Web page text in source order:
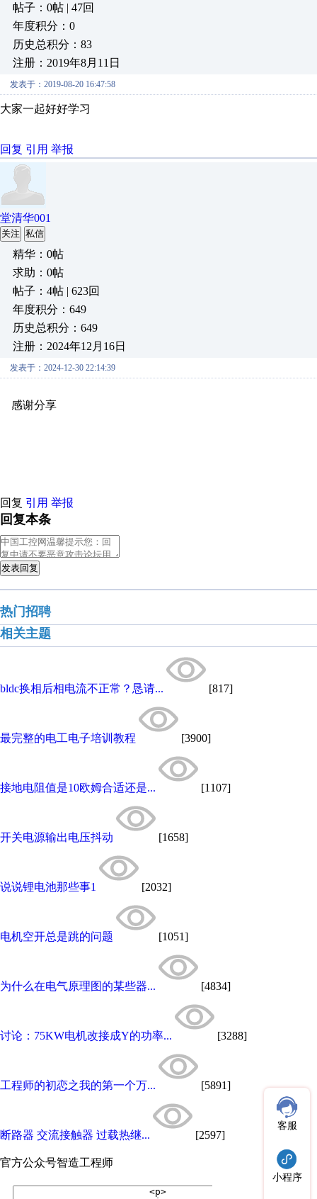
帖子：0帖 | 47回
年度积分：0
历史总积分：83
注册：2019年8月11日
发表于：2019-08-20 16:47:58
大家一起好好学习
回复 引用 举报
堂清华001
关注 私信
精华：0帖
求助：0帖
帖子：4帖 | 623回
年度积分：649
历史总积分：649
注册：2024年12月16日
发表于：2024-12-30 22:14:39
感谢分享
回复 引用 举报
回复本条
发表回复
热门招聘
相关主题
bldc换相后相电流不正常？恳请... [817]
最完整的电工电子培训教程 [3900]
接地电阻值是10欧姆合适还是... [1107]
开关电源输出电压抖动 [1658]
说说锂电池那些事1 [2032]
电机空开总是跳的问题 [1051]
为什么在电气原理图的某些器... [4834]
讨论：75KW电机改接成Y的功率... [3288]
工程师的初恋之我的第一个万... [5891]
断路器 交流接触器 过载热继... [2597]
官方公众号智造工程师
客服
小程序